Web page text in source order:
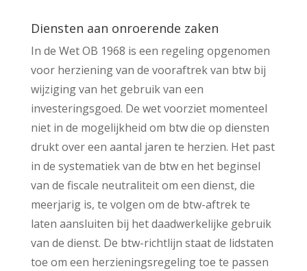
Diensten aan onroerende zaken
In de Wet OB 1968 is een regeling opgenomen
voor herziening van de vooraftrek van btw bij
wijziging van het gebruik van een
investeringsgoed. De wet voorziet momenteel
niet in de mogelijkheid om btw die op diensten
drukt over een aantal jaren te herzien. Het past
in de systematiek van de btw en het beginsel
van de fiscale neutraliteit om een dienst, die
meerjarig is, te volgen om de btw-aftrek te
laten aansluiten bij het daadwerkelijke gebruik
van de dienst. De btw-richtlijn staat de lidstaten
toe om een herzieningsregeling toe te passen